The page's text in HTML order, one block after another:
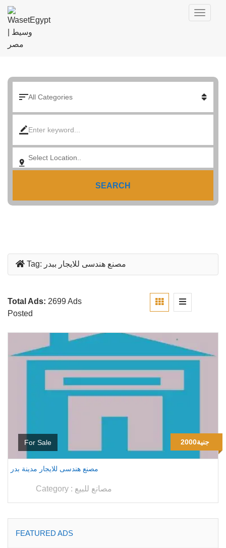
SEARCH
Tag: مصنع هندسى للايجار ببدر
Total Ads: 2699 Ads
Posted
For Sale 2000جنية
مصنع هندسى للايجار مدينة بدر
Category : مصانع للبيع
FEATURED ADS